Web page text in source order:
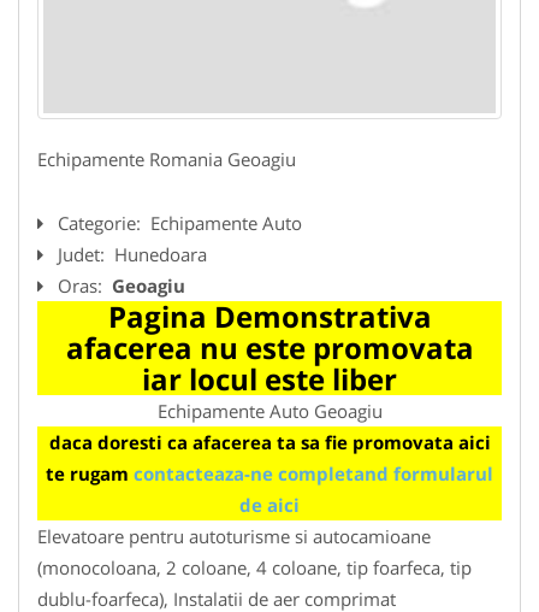
Echipamente Romania Geoagiu
Categorie: Echipamente Auto
Judet: Hunedoara
Oras: Geoagiu
Pagina Demonstrativa
afacerea nu este promovata
iar locul este liber
Echipamente Auto Geoagiu
daca doresti ca afacerea ta sa fie promovata aici
te rugam contacteaza-ne completand formularul
de aici
Elevatoare pentru autoturisme si autocamioane
(monocoloana, 2 coloane, 4 coloane, tip foarfeca, tip
dublu-foarfeca), Instalatii de aer comprimat